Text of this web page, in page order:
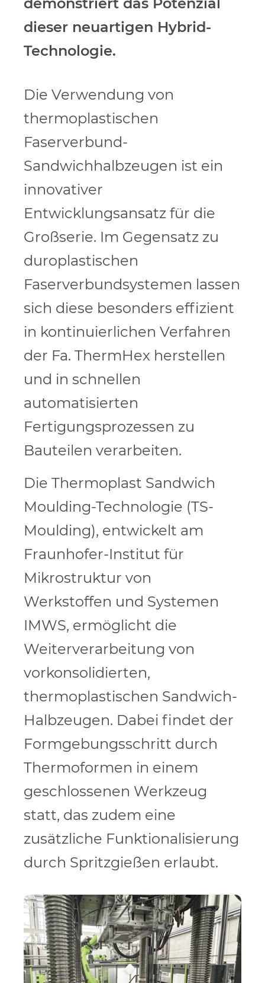
dieser neuartigen Hybrid-
Technologie.
Die Verwendung von
thermoplastischen
Faserverbund-
Sandwichhalbzeugen ist ein
innovativer
Entwicklungsansatz für die
Großserie. Im Gegensatz zu
duroplastischen
Faserverbundsystemen lassen
sich diese besonders effizient
in kontinuierlichen Verfahren
der Fa. ThermHex herstellen
und in schnellen
automatisierten
Fertigungsprozessen zu
Bauteilen verarbeiten.
Die Thermoplast Sandwich
Moulding-Technologie (TS-
Moulding), entwickelt am
Fraunhofer-Institut für
Mikrostruktur von
Werkstoffen und Systemen
IMWS, ermöglicht die
Weiterverarbeitung von
vorkonsolidierten,
thermoplastischen Sandwich-
Halbzeugen. Dabei findet der
Formgebungsschritt durch
Thermoformen in einem
geschlossenen Werkzeug
statt, das zudem eine
zusätzliche Funktionalisierung
durch Spritzgießen erlaubt.